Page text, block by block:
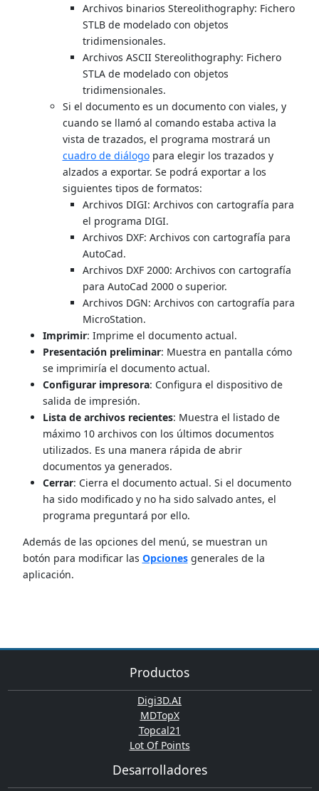
Archivos binarios Stereolithography: Fichero
STLB de modelado con objetos
tridimensionales.
Archivos ASCII Stereolithography: Fichero
STLA de modelado con objetos
tridimensionales.
Si el documento es un documento con viales, y
cuando se llamó al comando estaba activa la
vista de trazados, el programa mostrará un
cuadro de diálogopara elegir los trazados y
alzados a exportar. Se podrá exportar a los
siguientes tipos de formatos:
Archivos DIGI: Archivos con cartografía para
el programa DIGI.
Archivos DXF: Archivos con cartografía para
AutoCad.
Archivos DXF 2000: Archivos con cartografía
para AutoCad 2000 o superior.
Archivos DGN: Archivos con cartografía para
MicroStation.
Imprimir: Imprime el documento actual.
Presentación preliminar: Muestra en pantalla cómo
se imprimiría el documento actual.
Configurar impresora: Configura el dispositivo de
salida de impresión.
Lista de archivos recientes: Muestra el listado de
máximo 10 archivos con los últimos documentos
utilizados. Es una manera rápida de abrir
documentos ya generados.
Cerrar: Cierra el documento actual. Si el documento
ha sido modificado y no ha sido salvado antes, el
programa preguntará por ello.
Además de las opciones del menú, se muestran un
botón para modificar las Opcionesgenerales de la
aplicación.
Productos
Digi3D.AI
MDTopX
Topcal21
Lot Of Points
Desarrolladores